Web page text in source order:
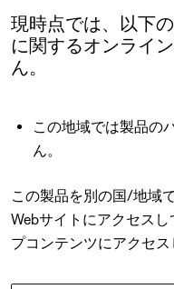
現時点では、以下
に関するオンライ
ん。
この地域では製品の
ん。
この製品を別の国/地域
Webサイトにアクセス
プコンテンツにアクセス